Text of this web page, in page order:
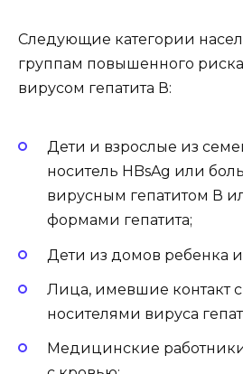
Следующие категории
группам повышенного
вирусом гепатита В:
Дети и взрослые из
носитель HBsAg или
вирусным гепатитом В
формами гепатита;
Дети из домов ребенка и
Лица, имевшие контакт
носителями вируса
Медицинские